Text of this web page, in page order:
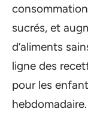
consommation
sucrés, et
d’aliments
ligne des
pour les